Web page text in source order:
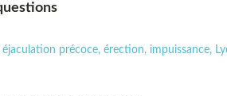
éjaculation précoce, érection, impuissance,